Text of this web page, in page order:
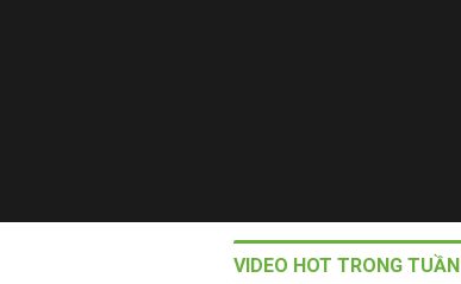
VIDEO HOT TRONG TUẦN